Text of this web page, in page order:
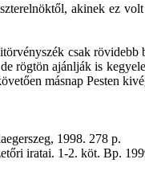
akinek ez
csak
rögtön ajánlják is
másnap Pesten
1998. 278 p.
iratai. 1-2. köt. Bp.